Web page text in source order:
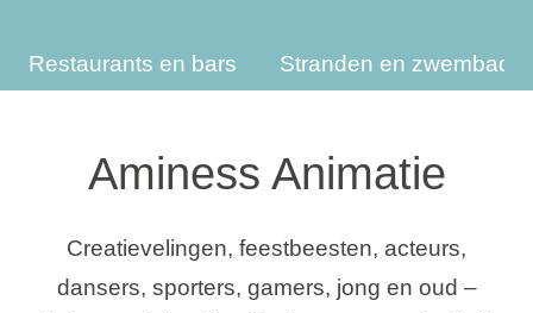
Merken
Restaurants en bars Stranden en
Aminess Animatie
Creatievelingen, feestbeesten, acteurs,
dansers, sporters, gamers, jong en oud –